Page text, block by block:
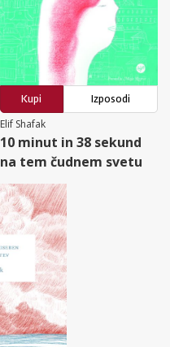
Kupi
Izposodi
Elif Shafak
10 minut in 38 sekund
na tem čudnem svetu